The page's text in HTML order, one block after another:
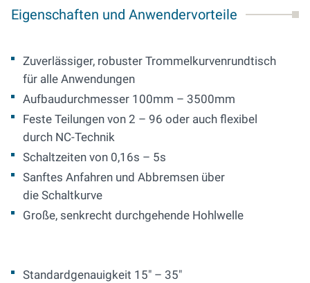
Eigenschaften und Anwendervorteile
Zuverlässiger, robuster Trommelkurvenrundtisch
für alle Anwendungen
Aufbaudurchmesser 100mm – 3500mm
Feste Teilungen von 2 – 96 oder auch flexibel
durch NC-Technik
Schaltzeiten von 0,16s – 5s
Sanftes Anfahren und Abbremsen über
die Schaltkurve
Große, senkrecht durchgehende Hohlwelle
Standardgenauigkeit 15" – 35"